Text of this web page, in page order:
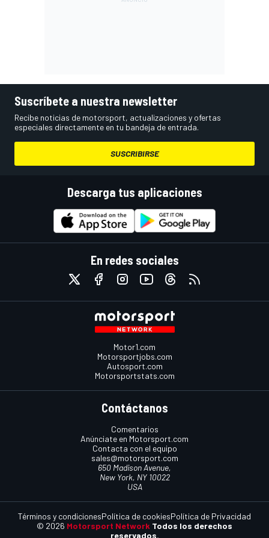
Suscríbete a nuestra newsletter
Recibe noticias de motorsport, actualizaciones y ofertas
especiales directamente en tu bandeja de entrada.
SUSCRIBIRSE
Descarga tus aplicaciones
En redes sociales
Motor1.com
Motorsportjobs.com
Autosport.com
Motorsportstats.com
Contáctanos
Comentarios
Anúnciate en Motorsport.com
Contacta con el equipo
sales@motorsport.com
650 Madison Avenue,
New York, NY 10022
USA
© 2026 Motorsport Network Todos los derechos
reservados.
Términos y condicionesPolítica de cookiesPolítica de Privacidad